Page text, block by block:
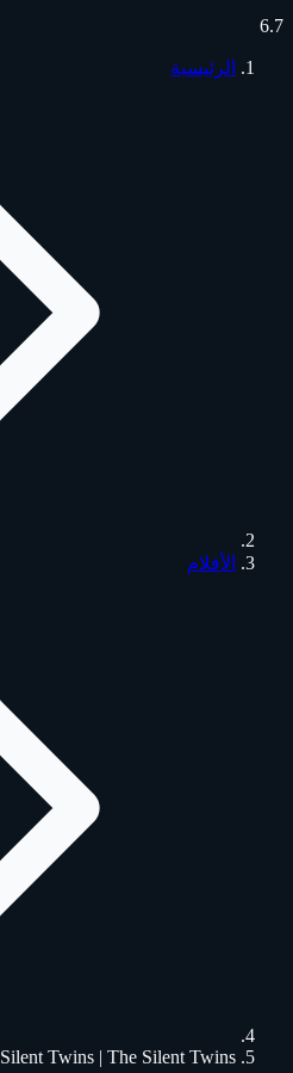
6.7
الرئيسية
الأفلام
Silent Twins | The Silent Twins